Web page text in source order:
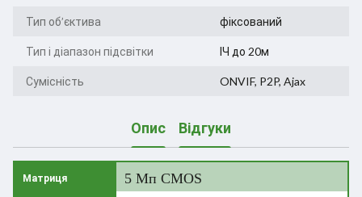
Тип об’єктива фіксований
Тип і діапазон підсвітки ІЧ до 20м
Сумісність ONVIF, P2P, Ajax
Опис Відгуки
Матриця 5 Мп CMOS